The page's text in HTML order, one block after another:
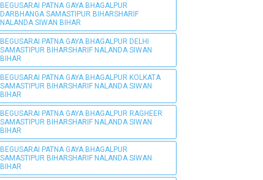
BEGUSARAI PATNA GAYA BHAGALPUR
DARBHANGA SAMASTIPUR BIHARSHARIF
NALANDA SIWAN BIHAR
BEGUSARAI PATNA GAYA BHAGALPUR DELHI
SAMASTIPUR BIHARSHARIF NALANDA SIWAN
BIHAR
BEGUSARAI PATNA GAYA BHAGALPUR KOLKATA
SAMASTIPUR BIHARSHARIF NALANDA SIWAN
BIHAR
BEGUSARAI PATNA GAYA BHAGALPUR RAGHEER
SAMASTIPUR BIHARSHARIF NALANDA SIWAN
BIHAR
BEGUSARAI PATNA GAYA BHAGALPUR
SAMASTIPUR BIHARSHARIF NALANDA SIWAN
BIHAR